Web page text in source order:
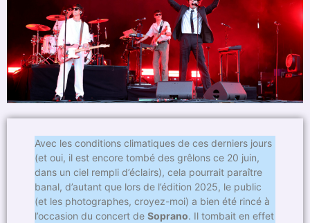
Avec les conditions climatiques de ces derniers jours
(et oui, il est encore tombé des grêlons ce 20 juin,
dans un ciel rempli d’éclairs), cela pourrait paraître
banal, d’autant que lors de l’édition 2025, le public
(et les photographes, croyez-moi) a bien été rincé à
l’occasion du concert de Soprano. Il tombait en effet